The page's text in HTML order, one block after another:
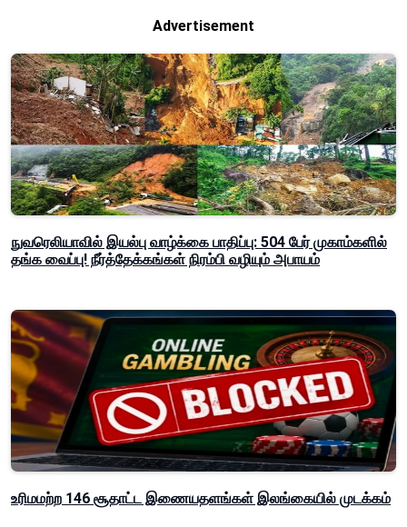
Advertisement
நுவரெலியாவில் இயல்பு வாழ்க்கை பாதிப்பு: 504 பேர் முகாம்களில்
தங்க வைப்பு! நீர்த்தேக்கங்கள் நிரம்பி வழியும் அபாயம்
உரிமமற்ற 146 சூதாட்ட இணையதளங்கள் இலங்கையில் முடக்கம்